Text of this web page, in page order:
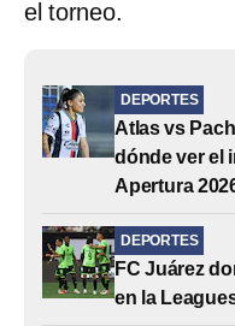
el torneo.
DEPORTES
Atlas vs
dónde ver el
Apertura
DEPORTES
FC Juárez
en la